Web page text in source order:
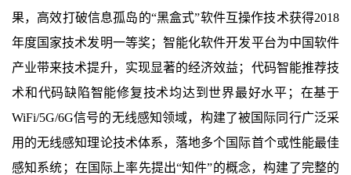
果，高效打破信息孤岛的“黑盒式”软件互操作技术获得2018
年度国家技术发明一等奖；智能化软件开发平台为中国软件
产业带来技术提升，实现显著的经济效益；代码智能推荐技
术和代码缺陷智能修复技术均达到世界最好水平；在基于
WiFi/5G/6G信号的无线感知领域，构建了被国际同行广泛采
用的无线感知理论技术体系，落地多个国际首个或性能最佳
感知系统；在国际上率先提出“知件”的概念，构建了完整的